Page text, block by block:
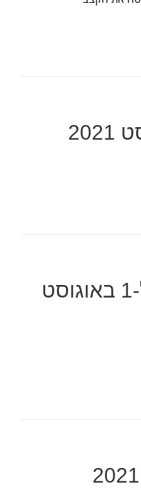
תחזית של תטא ל-1 באוגוסט